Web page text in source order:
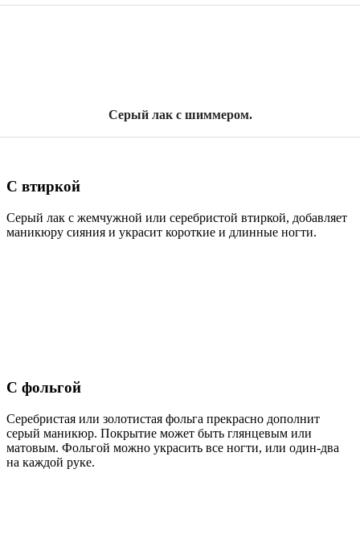
Серый лак с шиммером.
С втиркой
Серый лак с жемчужной или серебристой втиркой, добавляет
маникюру сияния и украсит короткие и длинные ногти.
С фольгой
Серебристая или золотистая фольга прекрасно дополнит
серый маникюр. Покрытие может быть глянцевым или
матовым. Фольгой можно украсить все ногти, или один-два
на каждой руке.